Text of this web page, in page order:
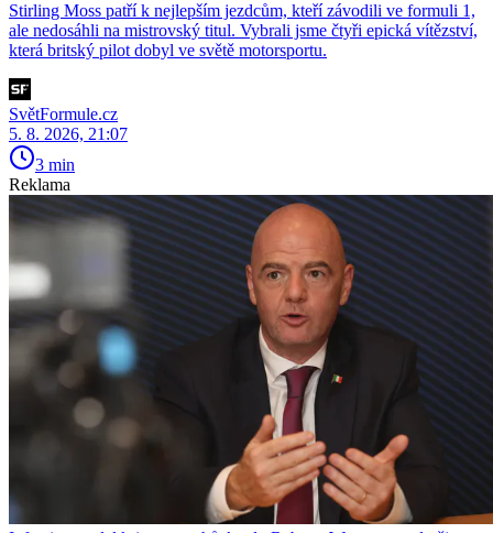
Stirling Moss patří k nejlepším jezdcům, kteří závodili ve formuli 1,
ale nedosáhli na mistrovský titul. Vybrali jsme čtyři epická vítězství,
která britský pilot dobyl ve světě motorsportu.
SvětFormule.cz
5. 8. 2026, 21:07
3 min
Reklama